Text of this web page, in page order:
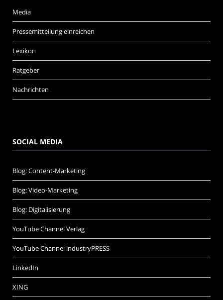
Media
Pressemitteilung einreichen
Lexikon
Ratgeber
Nachrichten
SOCIAL MEDIA
Blog: Content-Marketing
Blog: Video-Marketing
Blog: Digitalisierung
YouTube Channel Verlag
YouTube Channel industryPRESS
LinkedIn
XING